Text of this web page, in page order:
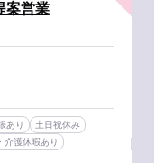
案営業
あり
土日祝休み
介護休暇あり